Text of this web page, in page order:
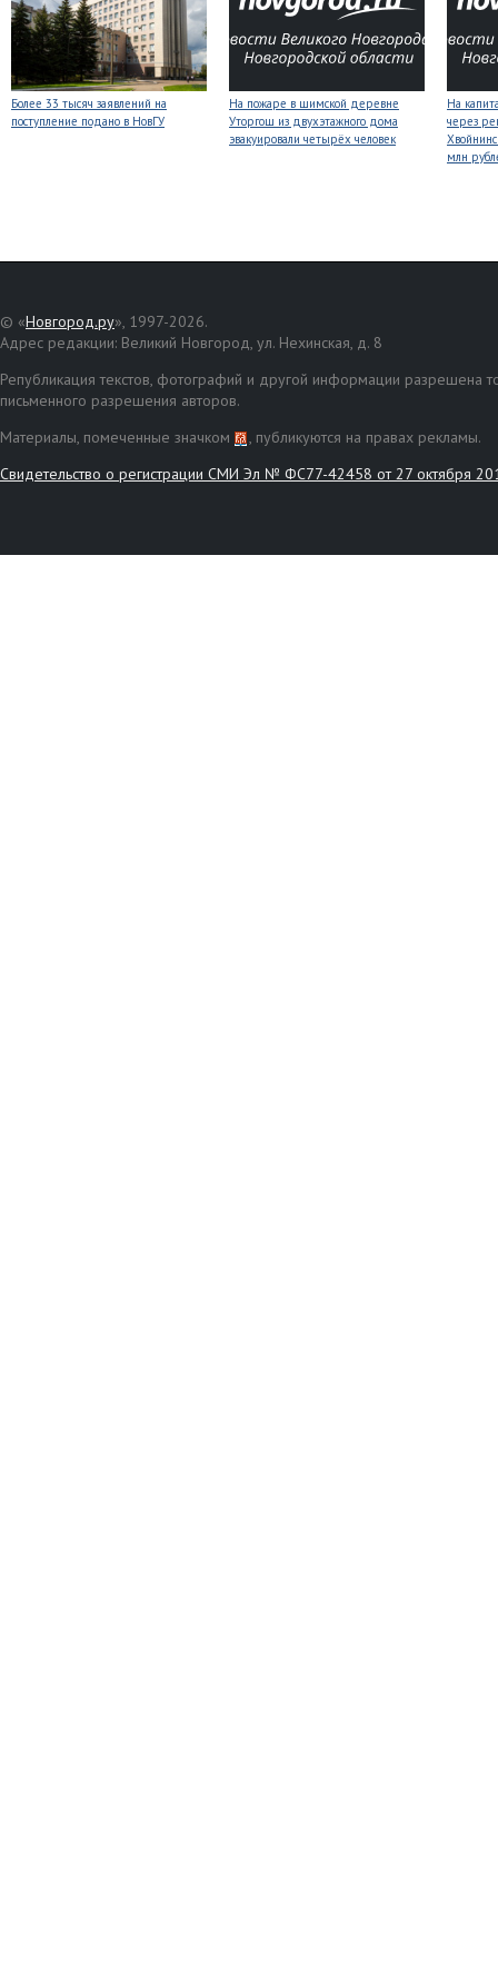
Более 33 тысяч заявлений на
поступление подано в НовГУ
На пожаре в шимской деревне
Уторгош из двухэтажного дома
эвакуировали четырёх человек
На
через
млн
© «Новгород.ру», 1997-2026.
Адрес редакции: Великий Новгород, ул. Нехинская, д. 8
Републикация текстов, фотографий и другой информации разрешена
письменного разрешения авторов.
Материалы, помеченные значком
, публикуются на правах рекламы.
Свидетельство о регистрации СМИ Эл № ФС77-42458 от 27 октября